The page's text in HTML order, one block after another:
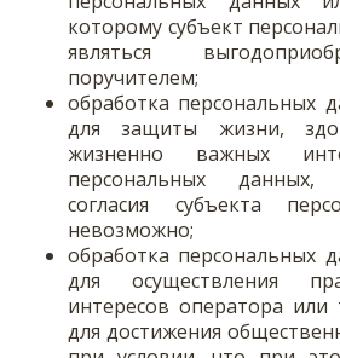
которому субъект
являться
поручителем;
обработка персональных
для защиты жизни,
жизненно важных
персональных данных,
согласия субъекта
невозможно;
обработка персональных
для осуществления
интересов оператора или
для достижения